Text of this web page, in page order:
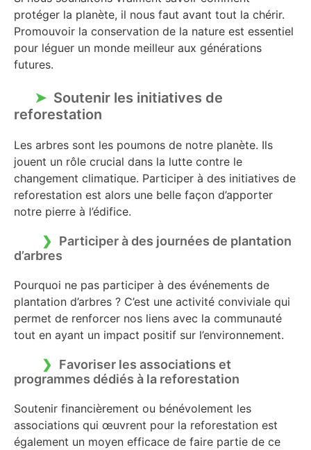
protéger la planète, il nous faut avant tout la chérir.
Promouvoir la conservation de la nature est essentiel
pour léguer un monde meilleur aux générations
futures.
Soutenir les initiatives de
reforestation
Les arbres sont les poumons de notre planète. Ils
jouent un rôle crucial dans la lutte contre le
changement climatique. Participer à des initiatives de
reforestation est alors une belle façon d’apporter
notre pierre à l’édifice.
Participer à des journées de plantation
d’arbres
Pourquoi ne pas participer à des événements de
plantation d’arbres ? C’est une activité conviviale qui
permet de renforcer nos liens avec la communauté
tout en ayant un impact positif sur l’environnement.
Favoriser les associations et
programmes dédiés à la reforestation
Soutenir financièrement ou bénévolement les
associations qui œuvrent pour la reforestation est
également un moyen efficace de faire partie de ce